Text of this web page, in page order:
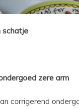
schatje
zere arm
corrigerend